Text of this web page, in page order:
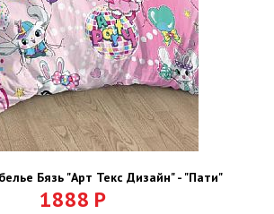
Бязь "Арт Текс Дизайн" - "Пати"
1888 Р